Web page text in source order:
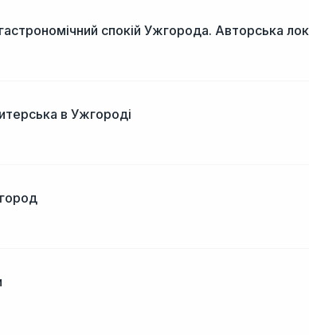
спокій Ужгорода. Авторська
в Ужгороді